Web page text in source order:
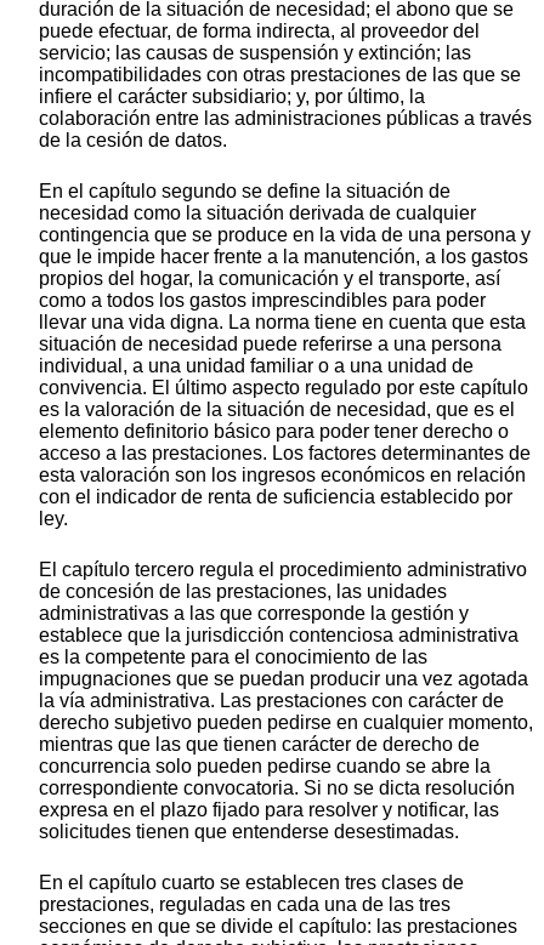
duración de la situación de necesidad; el abono que se
puede efectuar, de forma indirecta, al proveedor del
servicio; las causas de suspensión y extinción; las
incompatibilidades con otras prestaciones de las que se
infiere el carácter subsidiario; y, por último, la
colaboración entre las administraciones públicas a través
de la cesión de datos.
En el capítulo segundo se define la situación de
necesidad como la situación derivada de cualquier
contingencia que se produce en la vida de una persona y
que le impide hacer frente a la manutención, a los gastos
propios del hogar, la comunicación y el transporte, así
como a todos los gastos imprescindibles para poder
llevar una vida digna. La norma tiene en cuenta que esta
situación de necesidad puede referirse a una persona
individual, a una unidad familiar o a una unidad de
convivencia. El último aspecto regulado por este capítulo
es la valoración de la situación de necesidad, que es el
elemento definitorio básico para poder tener derecho o
acceso a las prestaciones. Los factores determinantes de
esta valoración son los ingresos económicos en relación
con el indicador de renta de suficiencia establecido por
ley.
El capítulo tercero regula el procedimiento administrativo
de concesión de las prestaciones, las unidades
administrativas a las que corresponde la gestión y
establece que la jurisdicción contenciosa administrativa
es la competente para el conocimiento de las
impugnaciones que se puedan producir una vez agotada
la vía administrativa. Las prestaciones con carácter de
derecho subjetivo pueden pedirse en cualquier momento,
mientras que las que tienen carácter de derecho de
concurrencia solo pueden pedirse cuando se abre la
correspondiente convocatoria. Si no se dicta resolución
expresa en el plazo fijado para resolver y notificar, las
solicitudes tienen que entenderse desestimadas.
En el capítulo cuarto se establecen tres clases de
prestaciones, reguladas en cada una de las tres
secciones en que se divide el capítulo: las prestaciones